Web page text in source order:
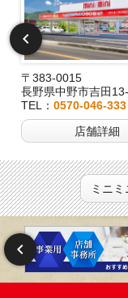
〒383-0015
長野県中野市吉田
TEL： 0570-046-333
店舗詳細
ミニ